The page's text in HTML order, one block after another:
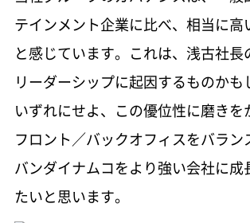
テインメント企業に比べ、相当に高
と感じています。これは、浅古社長
リーダーシップに起因するものかも
いずれにせよ、この優位性に磨きを
フロント／バックオフィスをバラン
バンダイナムコをより強い会社に成
たいと思います。